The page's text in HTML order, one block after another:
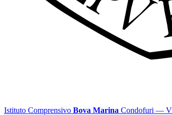
Istituto Comprensivo Bova Marina Condofuri —